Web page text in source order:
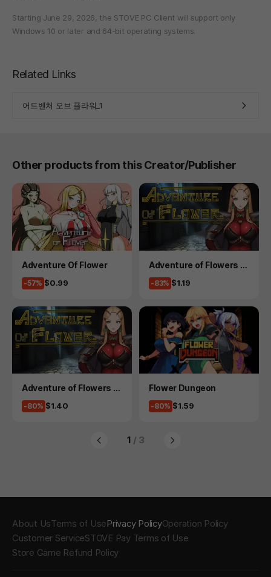
Starting June 29, 2026, the STOVE PC Client will support only
Windows 10 or later and 64-bit operating systems.
Related Links
어드벤처 오브 플라워_1
Other products from this Creator/Publisher
Product
Adventure Of Flower
-57% Price
$0.99
Product
Adventure of Flowers 2
- 15 version
-83% Price
$1.19
Product
Adventure of Flowers 2
- 19 version
-80% Price
$1.40
Product
Flower Dungeon
-80% Price
$1.59
1 / 3
About UsTerms of UsePrivacy PolicyOperation Policy
Customer ServiceSTOVE Pay Terms of Use
Store Game Refund Policy